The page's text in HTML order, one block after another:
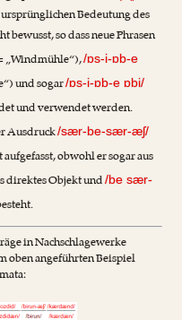
Bedeutung des
bewusst, so dass neue Phrasen
„Windmühle“),/ɒs-i-ɒb-e
und sogar/ɒs-i-ɒb-e ɒbi/
und verwendet werden.
Ausdruck/sær-be-sær-æʃ/
obwohl er sogar aus
direktes Objekt und/be sær-
in Nachschlagewerke
oben angeführten Beispiel